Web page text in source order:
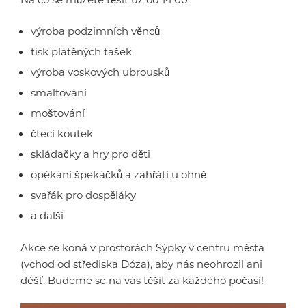
výroba podzimních věnců
tisk plátěných tašek
výroba voskových ubrousků
smaltování
moštování
čtecí koutek
skládačky a hry pro děti
opékání špekáčků a zahřátí u ohně
svařák pro dospěláky
a další
Akce se koná v prostorách Sýpky v centru města
(vchod od střediska Dóza), aby nás neohrozil ani
déšť. Budeme se na vás těšit za každého počasí!